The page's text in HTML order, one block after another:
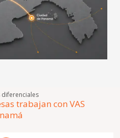
diferenciales
trabajan con VAS